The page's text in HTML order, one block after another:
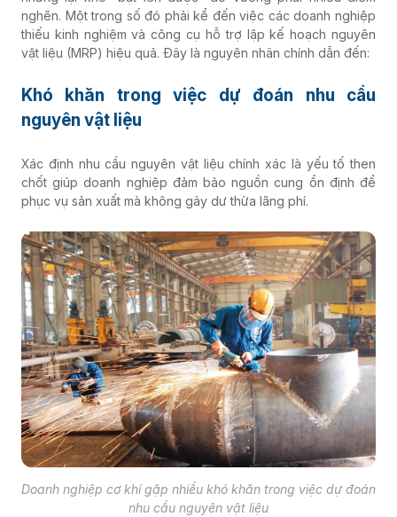
nghẽn. Một trong số đó phải kể đến việc các doanh nghiệp
thiếu kinh nghiệm và công cụ hỗ trợ lập kế hoạch nguyên
vật liệu (MRP) hiệu quả. Đây là nguyên nhân chính dẫn đến:
Khó khăn trong việc dự đoán nhu cầu
nguyên vật liệu
Xác định nhu cầu nguyên vật liệu chính xác là yếu tố then
chốt giúp doanh nghiệp đảm bảo nguồn cung ổn định để
phục vụ sản xuất mà không gây dư thừa lãng phí.
Doanh nghiệp cơ khí gặp nhiều khó khăn trong việc dự đoán
nhu cầu nguyên vật liệu